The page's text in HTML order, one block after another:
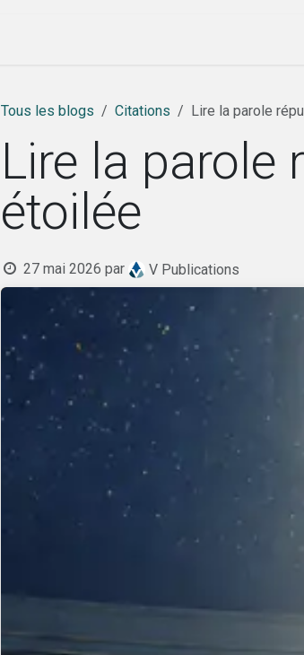
Tous les blogs Citations Lire la parole
Lire la parole
étoilée
27 mai 2026 par V Publications